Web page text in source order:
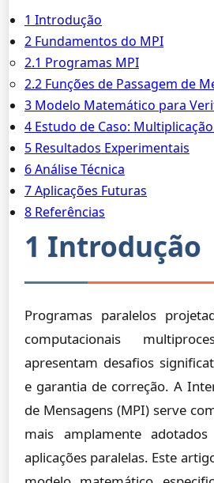
1 Introdução
2 Fundamentos do MPI
2.1 Programas MPI
2.2 Funções de Passagem de
3 Modelo Matemático para
4 Estudo de Caso:
5 Resultados Experimentais
6 Análise Técnica
7 Aplicações Futuras
8 Referências
1 Introdução
Programas paralelos
computacionais
apresentam desafios
e garantia de correção. A
de Mensagens (MPI) serve
mais amplamente
aplicações paralelas. Este